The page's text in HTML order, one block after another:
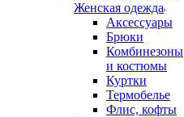
Женская одежда
Аксессуары
Брюки
Комбинезоны
и костюмы
Куртки
Термобелье
Флис, кофты